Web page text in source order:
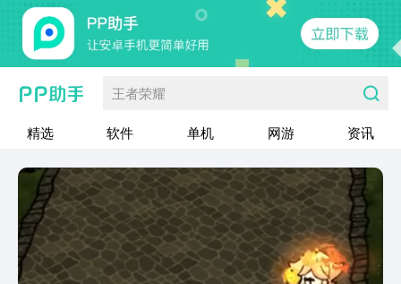
王者荣耀
精选 软件 单机 网游 资讯